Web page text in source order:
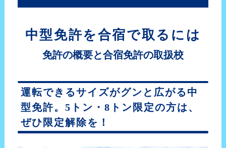
中型免許を合宿で取るには
免許の概要と合宿免許の取扱校
運転できるサイズがグンと広がる中
型免許。5トン・8トン限定の方は、
ぜひ限定解除を！